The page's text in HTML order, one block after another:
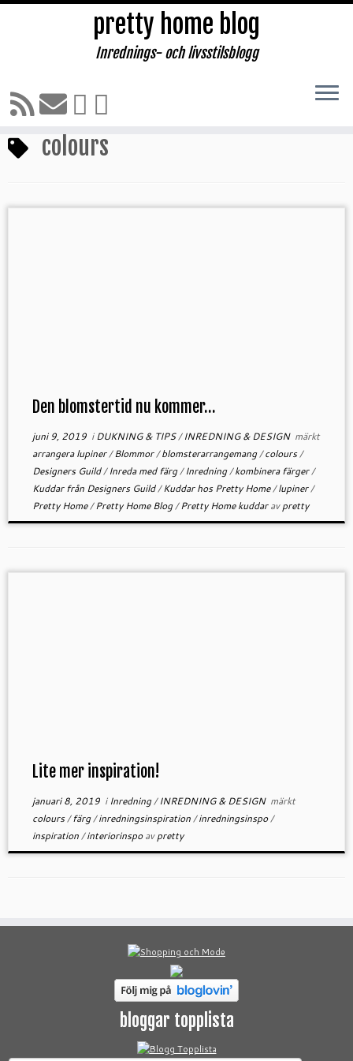
Hoppa
till
pretty home blog
Inrednings- och livsstilsblogg
Hem » colours
colours
Den blomstertid nu kommer…
juni 9, 2019iDUKNING & TIPS/INREDNING & DESIGN märkt
arrangera lupiner/Blommor/blomsterarrangemang/colours/
Designers Guild/Inreda med färg/Inredning/kombinera färger/
Kuddar från Designers Guild/Kuddar hos Pretty Home/lupiner/
Pretty Home/Pretty Home Blog/Pretty Home kuddaravpretty
Lite mer inspiration!
januari 8, 2019i Inredning/INREDNING & DESIGN märkt
colours/färg/inredningsinspiration/inredningsinspo/
inspiration/interiorinspoavpretty
bloggar topplista